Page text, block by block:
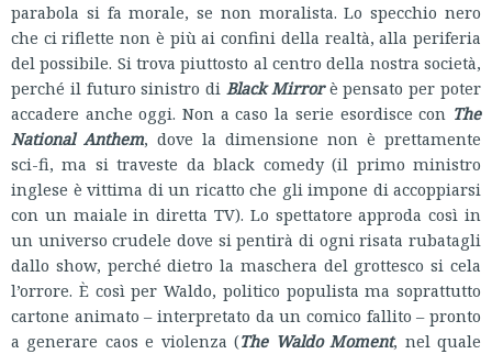
parabola si fa morale, se non moralista. Lo specchio nero
che ci riflette non è più ai confini della realtà, alla periferia
del possibile. Si trova piuttosto al centro della nostra società,
perché il futuro sinistro di Black Mirrorè pensato per poter
accadere anche oggi. Non a caso la serie esordisce con The
National Anthem, dove la dimensione non è prettamente
sci-fi, ma si traveste da black comedy (il primo ministro
inglese è vittima di un ricatto che gli impone di accoppiarsi
con un maiale in diretta TV). Lo spettatore approda così in
un universo crudele dove si pentirà di ogni risata rubatagli
dallo show, perché dietro la maschera del grottesco si cela
l’orrore. È così per Waldo, politico populista ma soprattutto
cartone animato – interpretato da un comico fallito – pronto
a generare caos e violenza (The Waldo Moment, nel quale